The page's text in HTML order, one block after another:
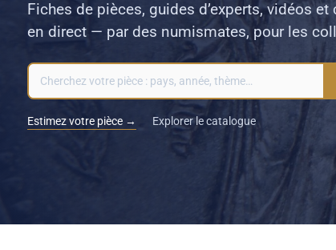
Fiches de pièces, guides d’experts, vidéos et
en direct — par des numismates, pour les
Estimez votre pièce → Explorer le catalogue